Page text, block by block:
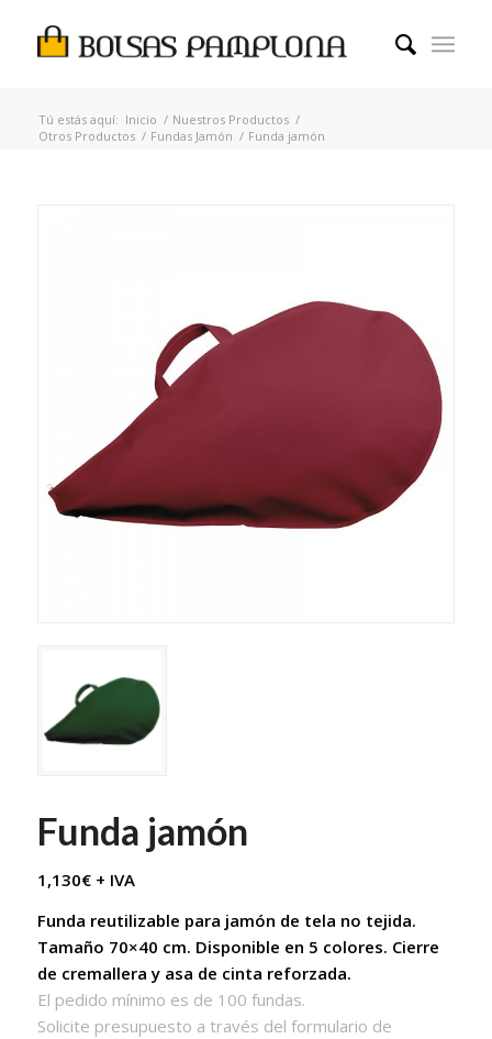
Tú estás aquí: Inicio / Nuestros Productos /
Otros Productos / Fundas Jamón / Funda jamón
Funda jamón
1,130€+ IVA
Funda reutilizable para jamón de tela no tejida.
Tamaño 70×40 cm. Disponible en 5 colores. Cierre
de cremallera y asa de cinta reforzada.
El pedido mínimo es de 100 fundas.
Solicite presupuesto a través del formulario de